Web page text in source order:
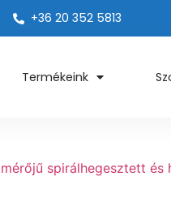
+36 20 352 5813
Termékeink
spirálhegesztett